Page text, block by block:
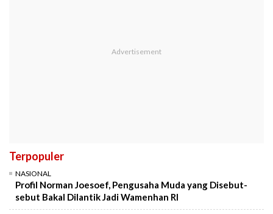
Terpopuler
NASIONAL
Profil Norman Joesoef, Pengusaha Muda yang Disebut-
sebut Bakal Dilantik Jadi Wamenhan RI